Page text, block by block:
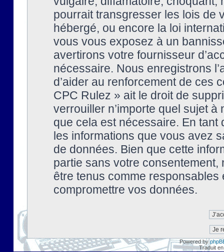
pourrait transgresser les lois de
hébergé, ou encore la loi
vous vous exposez à un
avertirons votre fournisseur
nécessaire. Nous enregistrons
d’aider au renforcement de ces
CPC Rulez » ait le droit de
verrouiller n’importe quel sujet à
que cela est nécessaire. En tant
les informations que vous avez
de données. Bien que cette
partie sans votre
être tenus comme
compromettre vos données.
Powered by
Traduit